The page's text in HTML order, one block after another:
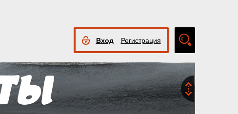
Вход Регистрация
поиск